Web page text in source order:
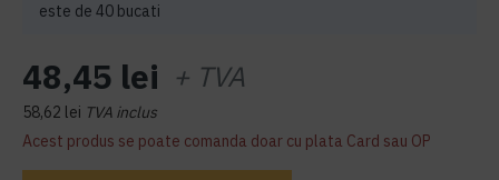
48,45 lei + TVA
58,62 lei TVA inclus
Acest produs se poate comanda doar cu plata Card sau OP
este de 40 bucati